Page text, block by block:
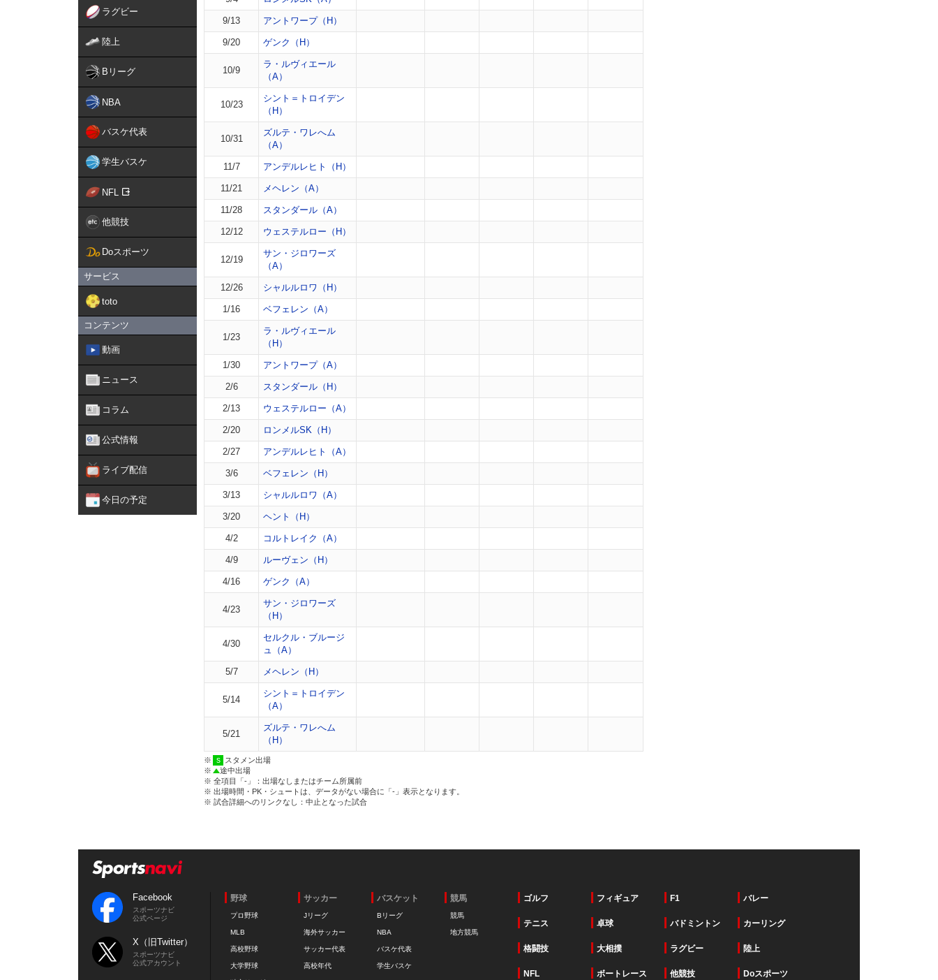
ラグビー
陸上
Bリーグ
NBA
バスケ代表
学生バスケ
NFL
他競技
Doスポーツ
サービス
toto
コンテンツ
動画
ニュース
コラム
公式情報
ライブ配信
今日の予定
9/13 アントワープ（H）
9/20 ゲンク（H）
10/9
ラ・ルヴィエール
（A）
10/23
シント＝トロイデン
（H）
10/31
ズルテ・ワレへム
（A）
11/7 アンデルレヒト（H）
11/21 メヘレン（A）
11/28 スタンダール（A）
12/12 ウェステルロー（H）
12/19
サン・ジロワーズ
（A）
12/26 シャルルロワ（H）
1/16 ベフェレン（A）
1/23
ラ・ルヴィエール
（H）
1/30 アントワープ（A）
2/6 スタンダール（H）
2/13 ウェステルロー（A）
2/20 ロンメルSK（H）
2/27 アンデルレヒト（A）
3/6 ベフェレン（H）
3/13 シャルルロワ（A）
3/20 ヘント（H）
4/2 コルトレイク（A）
4/9 ルーヴェン（H）
4/16 ゲンク（A）
4/23
サン・ジロワーズ
（H）
4/30
セルクル・ブルージ
ュ（A）
5/7 メヘレン（H）
5/14
シント＝トロイデン
（A）
5/21
ズルテ・ワレへム
（H）
※
スタメン出場
※
途中出場
※ 全項目「-」：出場なしまたはチーム所属前
※ 出場時間・PK・シュートは、データがない場合に「-」表示となります。
※ 試合詳細へのリンクなし：中止となった試合
Facebook
スポーツナビ
公式ページ
X（旧Twitter）
スポーツナビ
公式アカウント
野球
プロ野球
MLB
高校野球
大学野球
サッカー
Jリーグ
海外サッカー
サッカー代表
高校年代
バスケット
Bリーグ
NBA
バスケ代表
学生バスケ
競馬
競馬
地方競馬
ゴルフ フィギュア F1 バレー
テニス 卓球 バドミントン カーリング
格闘技 大相撲 ラグビー 陸上
NFL ボートレース 他競技 Doスポーツ